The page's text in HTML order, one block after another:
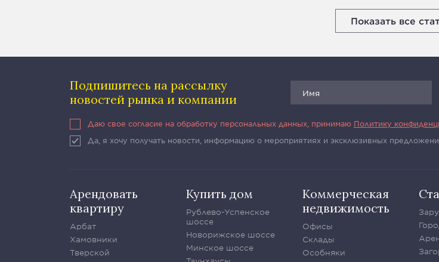
Показать все
Подпишитесь на рассылку
новостей рынка и компании
Даю свое согласие на обработку персональных данных, принимаю Политику
Да, я хочу получать новости, информацию о мероприятиях и эксклюзивных
Арендовать
квартиру
Арбат
Хамовники
Тверской
Купить дом
Рублево-Успенское
шоссе
Новорижское шоссе
Минское шоссе
Коммерческая
недвижимость
Офисы
Склады
Особняки